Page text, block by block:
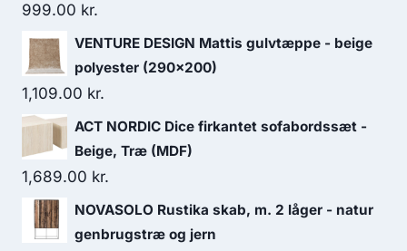
999.00 kr.
VENTURE DESIGN Mattis gulvtæppe - beige
polyester (290x200)
1,109.00 kr.
ACT NORDIC Dice firkantet sofabordssæt -
Beige, Træ (MDF)
1,689.00 kr.
NOVASOLO Rustika skab, m. 2 låger - natur
genbrugstræ og jern